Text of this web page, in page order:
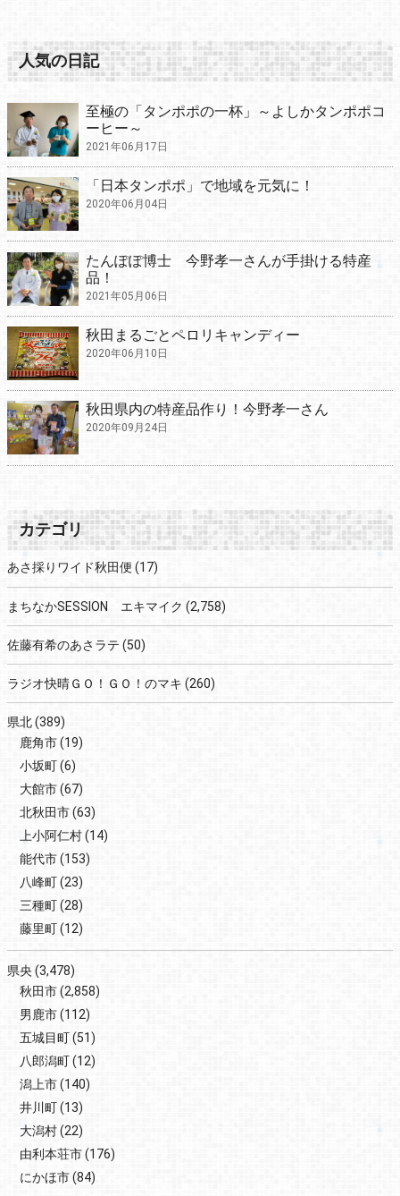
人気の日記
至極の「タンポポの一杯」～よしかタンポポコ
ーヒー～
2021年06月17日
「日本タンポポ」で地域を元気に！
2020年06月04日
たんぽぽ博士 今野孝一さんが手掛ける特産
品！
2021年05月06日
秋田まるごとペロリキャンディー
2020年06月10日
秋田県内の特産品作り！今野孝一さん
2020年09月24日
カテゴリ
あさ採りワイド秋田便 (17)
まちなかSESSION エキマイク (2,758)
佐藤有希のあさラテ (50)
ラジオ快晴ＧＯ！ＧＯ！のマキ (260)
県北(389)
鹿角市(19)
小坂町(6)
大館市(67)
北秋田市(63)
上小阿仁村(14)
能代市(153)
八峰町(23)
三種町(28)
藤里町(12)
県央(3,478)
秋田市(2,858)
男鹿市(112)
五城目町(51)
八郎潟町(12)
潟上市(140)
井川町(13)
大潟村(22)
由利本荘市(176)
にかほ市(84)